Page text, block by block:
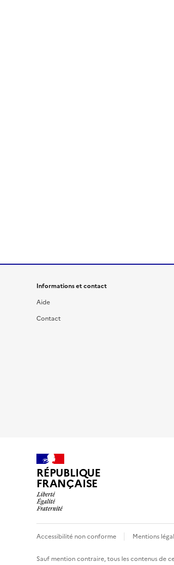
Informations et contact
Aide
Contact
RÉPUBLIQUE
FRANÇAISE
Accessibilité non conforme Mentions
Sauf mention contraire, tous les contenus de